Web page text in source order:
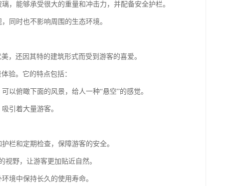
，能够承受很大的重量和冲击力，并配备安全护栏。
同时也不影响周围的生态环境。
，还因其特的建筑形式而受到游客的喜爱。
验。它的特点包括：
以俯瞰下面的风景，给人一种“悬空”的感觉。
引着大量游客。
栏和定期检查，保障游客的安全。
野，让游客更加贴近自然。
境中保持长久的使用寿命。